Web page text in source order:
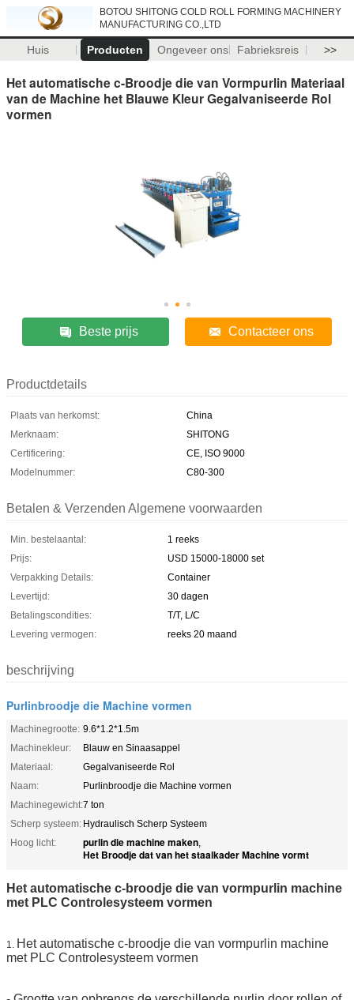
BOTOU SHITONG COLD ROLL FORMING MACHINERY
MANUFACTURING CO.,LTD
Huis Producten Ongeveer ons Fabrieksreis >>
Het automatische c-Broodje die van Vormpurlin Materiaal
van de Machine het Blauwe Kleur Gegalvaniseerde Rol
vormen
Beste prijs Contacteer ons
Productdetails
Plaats van herkomst:
China
Merknaam:
SHITONG
Certificering:
CE, ISO 9000
Modelnummer:
C80-300
Betalen & Verzenden Algemene voorwaarden
Min. bestelaantal:
1 reeks
Prijs:
USD 15000-18000 set
Verpakking Details:
Container
Levertijd:
30 dagen
Betalingscondities:
T/T, L/C
Levering vermogen:
reeks 20 maand
beschrijving
Purlinbroodje die Machine vormen
Machinegrootte: 9.6*1.2*1.5m
Machinekleur:
Blauw en Sinaasappel
Materiaal:
Gegalvaniseerde Rol
Naam:
Purlinbroodje die Machine vormen
Machinegewicht:7 ton
Scherp systeem: Hydraulisch Scherp Systeem
Hoog licht:
purlin die machine maken,
Het Broodje dat van het staalkader Machine vormt
Het automatische c-broodje die van vormpurlin machine
met PLC Controlesysteem vormen
1. Het automatische c-broodje die van vormpurlin machine
met PLC Controlesysteem vormen